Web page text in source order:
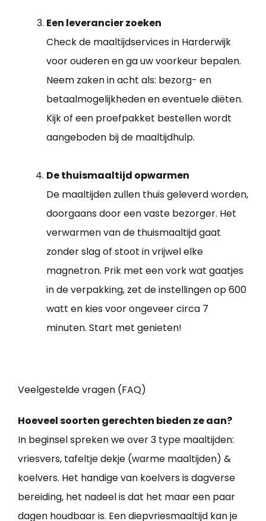
Een leverancier zoeken
Check de maaltijdservices in Harderwijk
voor ouderen en ga uw voorkeur bepalen.
Neem zaken in acht als: bezorg- en
betaalmogelijkheden en eventuele diëten.
Kijk of een proefpakket bestellen wordt
aangeboden bij de maaltijdhulp.
De thuismaaltijd opwarmen
De maaltijden zullen thuis geleverd worden,
doorgaans door een vaste bezorger. Het
verwarmen van de thuismaaltijd gaat
zonder slag of stoot in vrijwel elke
magnetron. Prik met een vork wat gaatjes
in de verpakking, zet de instellingen op 600
watt en kies voor ongeveer circa 7
minuten. Start met genieten!
Veelgestelde vragen (FAQ)
Hoeveel soorten gerechten bieden ze aan?
In beginsel spreken we over 3 type maaltijden:
vriesvers, tafeltje dekje (warme maaltijden) &
koelvers. Het handige van koelvers is dagverse
bereiding, het nadeel is dat het maar een paar
dagen houdbaar is. Een diepvriesmaaltijd kan je